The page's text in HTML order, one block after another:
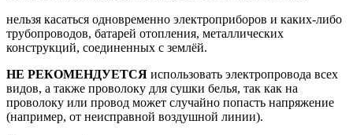
нельзя касаться одновременно электроприборов и каких-либо
трубопроводов, батарей отопления, металлических
конструкций, соединенных с землёй.
НЕ РЕКОМЕНДУЕТСЯ использовать электропровода всех
видов, а также проволоку для сушки белья, так как на
проволоку или провод может случайно попасть напряжение
(например, от неисправной воздушной линии).